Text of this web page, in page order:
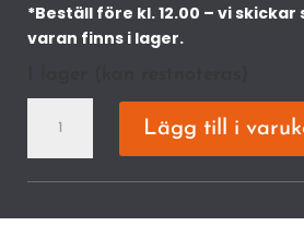
*Beställ före kl. 12.00 – vi
varan finns i lager.
Röjsåg
mängd
Lägg till i